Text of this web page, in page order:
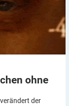
ohne
der